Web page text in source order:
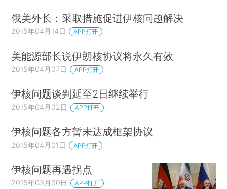
俄美外长：采取措施促进伊核问题解决
2015年04月14日 APP打开
美能源部长说伊朗核协议将永久有效
2015年04月07日 APP打开
伊核问题谈判延至2日继续举行
2015年04月02日 APP打开
伊核问题各方暂未达成框架协议
2015年04月01日 APP打开
伊核问题再遇拐点
2015年03月30日 APP打开